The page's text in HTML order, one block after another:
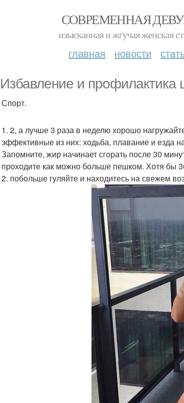
СОВРЕМЕННАЯ
изысканная и жгучая женская
главная новости
Избавление и профилактика
Спорт.
1. 2, а лучше 3 раза в неделю хорошо
эффективные из них: ходьба, плавание и езда
Запомните, жир начинает сгорать после 30
проходите как можно больше пешком. Хотя бы
2. побольше гуляйте и находитесь на свежем